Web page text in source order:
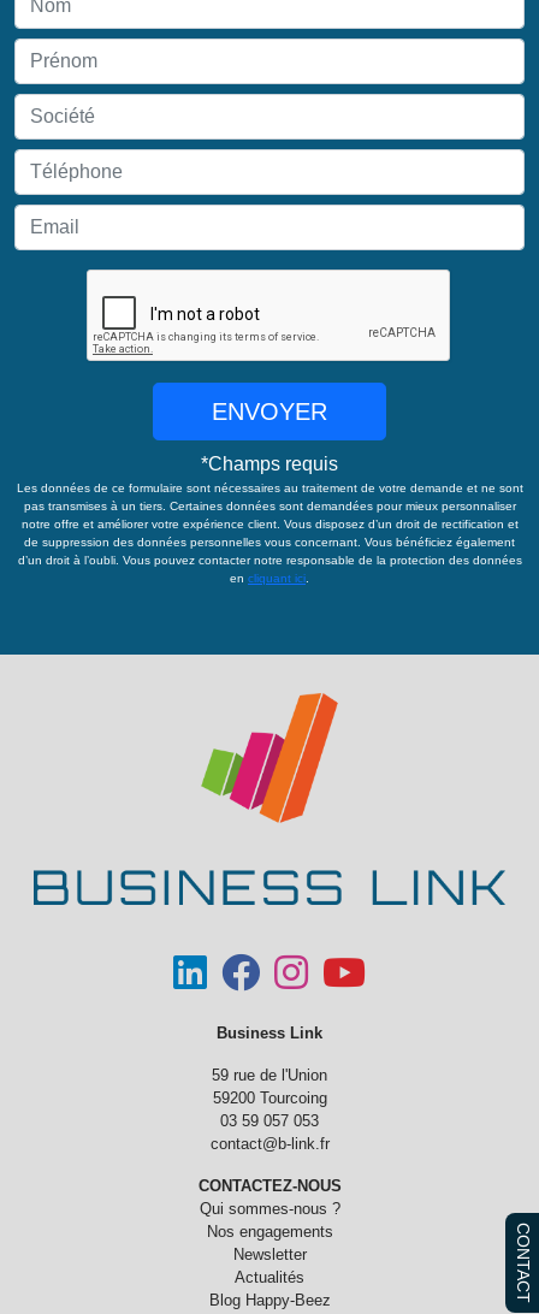
ENVOYER
*Champs requis
Les données de ce formulaire sont nécessaires au traitement de votre demande et ne sont
pas transmises à un tiers. Certaines données sont demandées pour mieux personnaliser
notre offre et améliorer votre expérience client. Vous disposez d’un droit de rectification et
de suppression des données personnelles vous concernant. Vous bénéficiez également
d’un droit à l’oubli. Vous pouvez contacter notre responsable de la protection des données
en cliquant ici
Business Link
59 rue de l'Union
59200 Tourcoing
03 59 057 053
contact@b-link.fr
CONTACTEZ-NOUS
Qui sommes-nous ?
Nos engagements
Newsletter
Actualités
Blog Happy-Beez
CONTACT